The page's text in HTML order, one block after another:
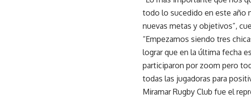
todo lo sucedido en este año
nuevas metas y objetivos”,
“Empezamos siendo tres
lograr que en la última fecha
participaron por zoom pero
todas las jugadoras para
Miramar Rugby Club fue el